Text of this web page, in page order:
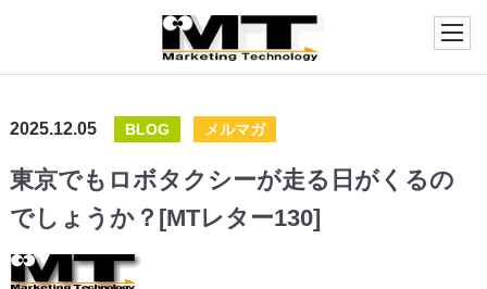
2025.12.05 BLOG メルマガ
東京でもロボタクシーが走る日がくるの
でしょうか？[MTレター130]